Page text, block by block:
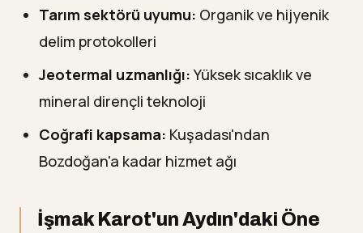
Tarım sektörü uyumu: Organik ve hijyenik
delim protokolleri
Jeotermal uzmanlığı:Yüksek sıcaklık ve
mineral dirençli teknoloji
Coğrafi kapsama: Kuşadası'ndan
Bozdoğan'a kadar hizmet ağı
İşmak Karot'un Aydın'daki Öne